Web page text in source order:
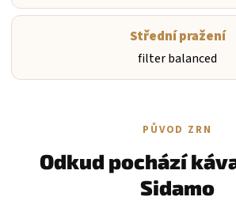
Střední pražení
filter balanced
PŮVOD ZRN
Odkud pochází
Sidamo